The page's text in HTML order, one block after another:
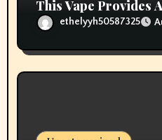
This Vape Provides
ethelyyh50587325